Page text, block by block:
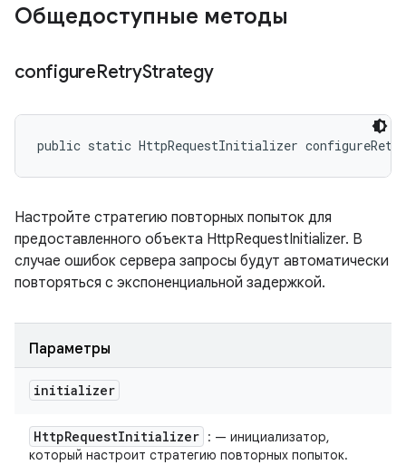
Общедоступные методы
configureRetryStrategy
public static HttpRequestInitializer
Настройте стратегию повторных попыток для
предоставленного объекта HttpRequestInitializer. В
случае ошибок сервера запросы будут автоматически
повторяться с экспоненциальной задержкой.
Параметры
initializer
HttpRequestInitializer : — инициализатор,
который настроит стратегию повторных попыток.